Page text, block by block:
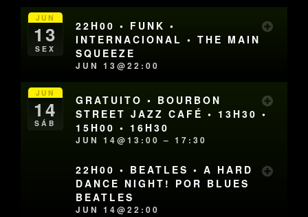
JUN
13
SEX
22H00 • FUNK •
INTERNACIONAL • THE MAIN
SQUEEZE
JUN 13@22:00
JUN
14
SÁB
GRATUITO • BOURBON
STREET JAZZ CAFÉ • 13H30 •
15H00 • 16H30
JUN 14@13:00 – 17:30
22H00 • BEATLES • A HARD
DANCE NIGHT! POR BLUES
BEATLES
JUN 14@22:00